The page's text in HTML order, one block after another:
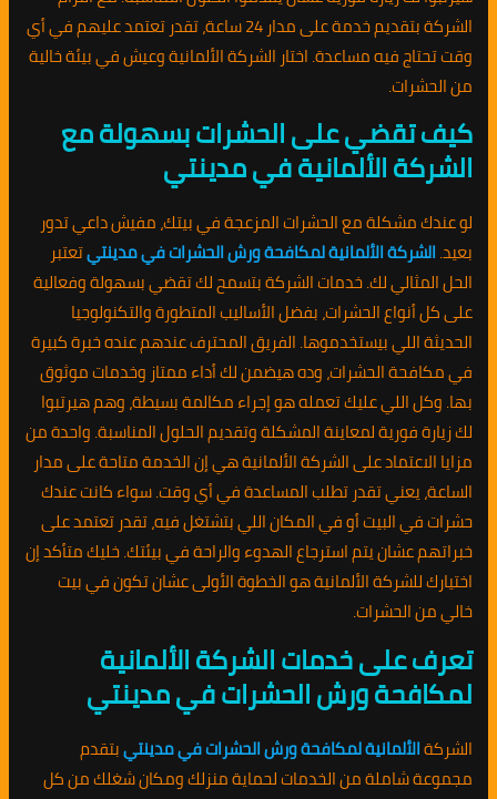
الشركة بتقديم خدمة على مدار 24 ساعة، تقدر تعتمد عليهم في أي
وقت تحتاج فيه مساعدة. اختار الشركة الألمانية وعيش في بيئة خالية
من الحشرات.
كيف تقضي على الحشرات بسهولة مع
الشركة الألمانية في مدينتي
لو عندك مشكلة مع الحشرات المزعجة في بيتك، مفيش داعي تدور
بعيد.الشركة الألمانية لمكافحة ورش الحشرات في مدينتيتعتبر
الحل المثالي لك. خدمات الشركة بتسمح لك تقضي بسهولة وفعالية
على كل أنواع الحشرات، بفضل الأساليب المتطورة والتكنولوجيا
الحديثة اللي بيستخدموها. الفريق المحترف عندهم عنده خبرة كبيرة
في مكافحة الحشرات، وده هيضمن لك أداء ممتاز وخدمات موثوق
بها. وكل اللي عليك تعمله هو إجراء مكالمة بسيطة، وهم هيرتبوا
لك زيارة فورية لمعاينة المشكلة وتقديم الحلول المناسبة. واحدة من
مزايا الاعتماد على الشركة الألمانية هي إن الخدمة متاحة على مدار
الساعة، يعني تقدر تطلب المساعدة في أي وقت. سواء كانت عندك
حشرات في البيت أو في المكان اللي بتشتغل فيه، تقدر تعتمد على
خبراتهم عشان يتم استرجاع الهدوء والراحة في بيئتك. خليك متأكد إن
اختيارك للشركة الألمانية هو الخطوة الأولى عشان تكون في بيت
خالي من الحشرات.
تعرف على خدمات الشركة الألمانية
لمكافحة ورش الحشرات في مدينتي
الشركةالألمانية لمكافحة ورش الحشرات في مدينتيبتقدم
مجموعة شاملة من الخدمات لحماية منزلك ومكان شغلك من كل